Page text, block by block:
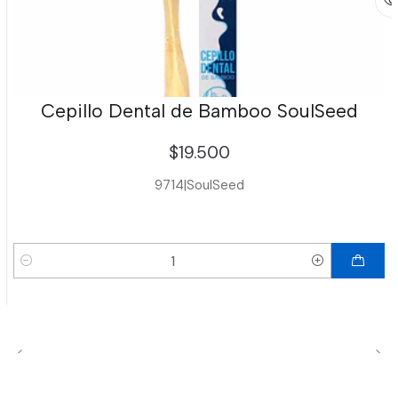
Cepillo Dental de Bamboo SoulSeed
$19.500
9714|SoulSeed
Cantidad